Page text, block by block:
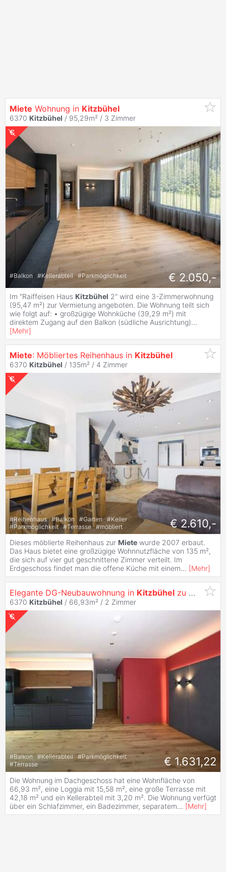
Miete Wohnung in Kitzbühel
6370 Kitzbühel / 95,29m² / 3 Zimmer
#Balkon #Kellerabteil #Parkmöglichkeit € 2.050,-
Im "Raiffeisen Haus Kitzbühel 2" wird eine 3-Zimmerwohnung
(95,47 m²) zur Vermietung angeboten. Die Wohnung teilt sich
wie folgt auf: • großzügige Wohnküche (39,29 m²) mit
direktem Zugang auf den Balkon (südliche Ausrichtung)...
[Mehr]
Miete: Möbliertes Reihenhaus in Kitzbühel
6370 Kitzbühel / 135m² / 4 Zimmer
#Reihenhaus #Balkon #Garten #Keller
#Parkmöglichkeit #Terrasse #möbliert € 2.610,-
Dieses möblierte Reihenhaus zur Miete wurde 2007 erbaut.
Das Haus bietet eine großzügige Wohnnutzfläche von 135 m²,
die sich auf vier gut geschnittene Zimmer verteilt. Im
Erdgeschoss findet man die offene Küche mit einem... [Mehr]
Elegante DG-Neubauwohnung in Kitzbühel zu mieten
6370 Kitzbühel / 66,93m² / 2 Zimmer
#Balkon #Kellerabteil #Parkmöglichkeit
#Terrasse € 1.631,22
Die Wohnung im Dachgeschoss hat eine Wohnfläche von
66,93 m², eine Loggia mit 15,58 m², eine große Terrasse mit
42,18 m² und ein Kellerabteil mit 3,20 m². Die Wohnung verfügt
über ein Schlafzimmer, ein Badezimmer, separatem... [Mehr]